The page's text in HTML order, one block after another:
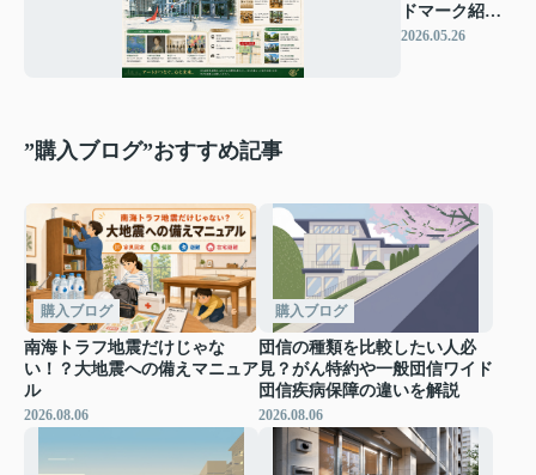
ドマーク紹介
「名古屋市美
2026.05.26
”購入ブログ”おすすめ記事
購入ブログ
南海トラフ地震だけじゃな
い！？大地震への備えマニュア
ル
2026.08.06
購入ブログ
団信の種類を比較したい人必
見？がん特約や一般団信ワイド
団信疾病保障の違いを解説
2026.08.06